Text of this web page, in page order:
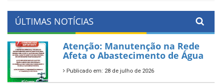
ÚLTIMAS NOTÍCIAS
Atenção: Manutenção na Rede
Afeta o Abastecimento de Água
Publicado em: 28 de julho de 2026